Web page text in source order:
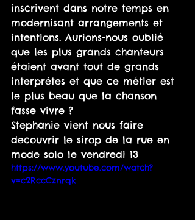
inscrivent dans notre temps en
modernisant arrangements et
intentions. Aurions-nous oublié
que les plus grands chanteurs
étaient avant tout de grands
interprètes et que ce métier est
le plus beau que la chanson
fasse vivre ?
Stephanie vient nous faire
decouvrir le sirop de la rue en
mode solo le vendredi 13
https://www.youtube.com/watch?
v=c2RccCznrqk